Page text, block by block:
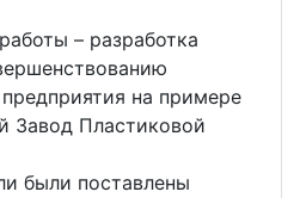
– разработка
на примере
Завод Пластиковой
были поставлены